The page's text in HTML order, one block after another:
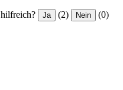
Ja (2) Nein (0)